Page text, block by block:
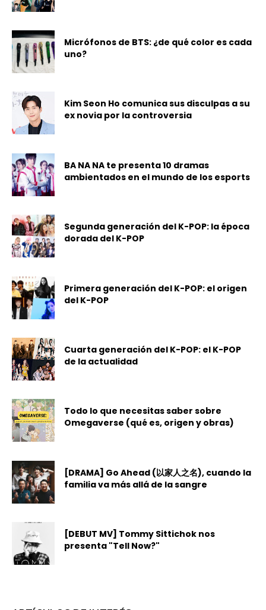
Micrófonos de BTS: ¿de qué color es cada
uno?
Kim Seon Ho comunica sus disculpas a su
ex novia por la controversia
BA NA NA te presenta 10 dramas
ambientados en el mundo de los esports
Segunda generación del K-POP: la época
dorada del K-POP
Primera generación del K-POP: el origen
del K-POP
Cuarta generación del K-POP: el K-POP
de la actualidad
Todo lo que necesitas saber sobre
Omegaverse (qué es, origen y obras)
[DRAMA] Go Ahead (以家人之名), cuando la
familia va más allá de la sangre
[DEBUT MV] Tommy Sittichok nos
presenta "Tell Now?"